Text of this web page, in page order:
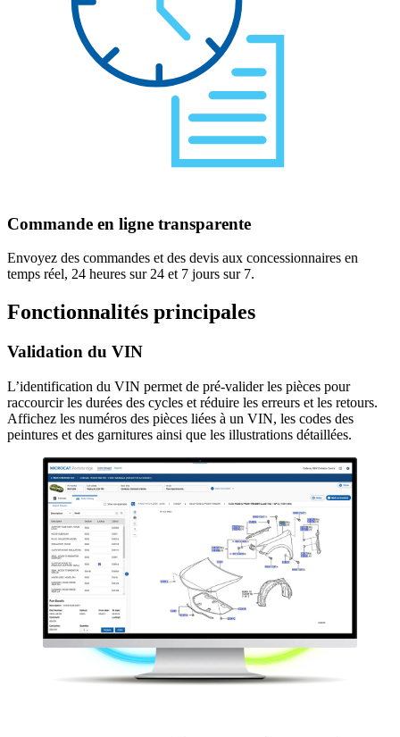
Commande en ligne transparente
Envoyez des commandes et des devis aux concessionnaires en
temps réel, 24 heures sur 24 et 7 jours sur 7.
Fonctionnalités principales
Validation du VIN
L’identification du VIN permet de pré-valider les pièces pour
raccourcir les durées des cycles et réduire les erreurs et les retours.
Affichez les numéros des pièces liées à un VIN, les codes des
peintures et des garnitures ainsi que les illustrations détaillées.